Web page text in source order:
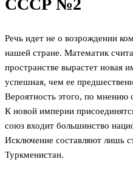
СССР №2
Речь идет не о возрождении
нашей стране. Математик
пространстве вырастет новая
успешная, чем ее
Вероятность этого, по мнению
К новой империи
союз входит большинство
Исключение составляют лишь
Туркменистан.